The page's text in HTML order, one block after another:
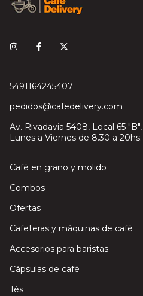
5491164245407
pedidos@cafedelivery.com
Av. Rivadavia 5408, Local 65
Lunes a Viernes de 8.30 a
Café en grano y molido
Combos
Ofertas
Cafeteras y máquinas de café
Accesorios para baristas
Cápsulas de café
Tés